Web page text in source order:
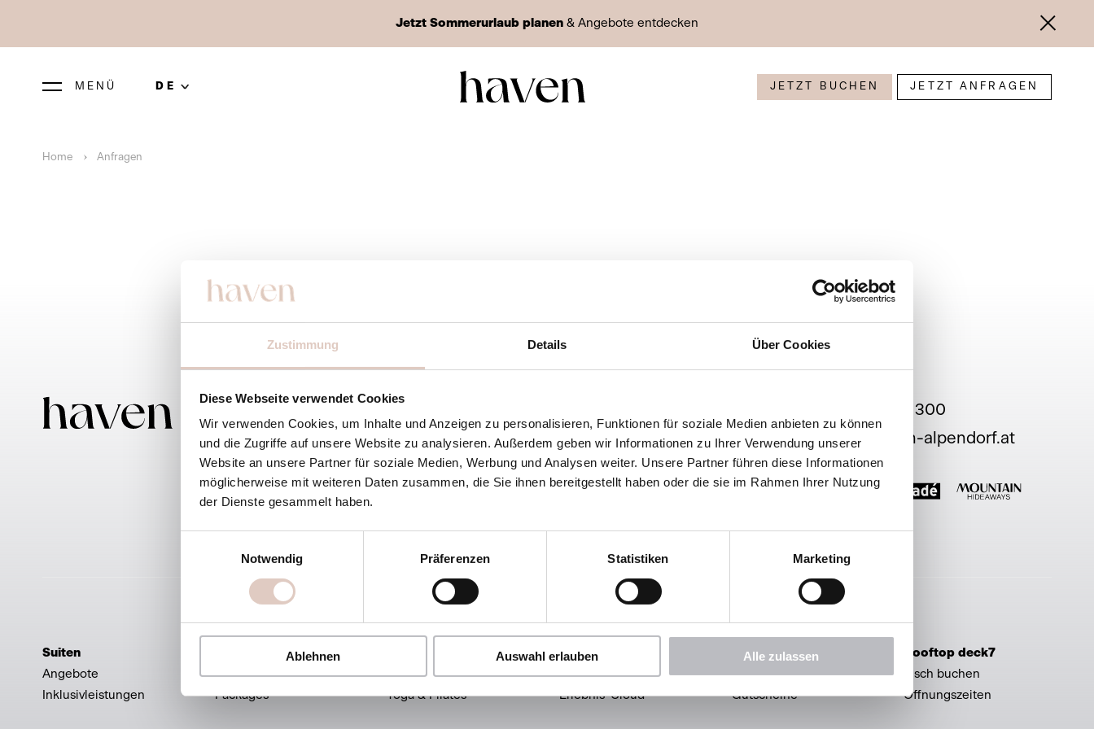
Zustimmung Details Über Cookies
Diese Webseite verwendet Cookies
Wir verwenden Cookies, um Inhalte und Anzeigen zu personalisieren, Funktionen für soziale Medien anbieten zu können
und die Zugriffe auf unsere Website zu analysieren. Außerdem geben wir Informationen zu Ihrer Verwendung unserer
Website an unsere Partner für soziale Medien, Werbung und Analysen weiter. Unsere Partner führen diese Informationen
möglicherweise mit weiteren Daten zusammen, die Sie ihnen bereitgestellt haben oder die sie im Rahmen Ihrer Nutzung
der Dienste gesammelt haben.
Notwendig
Präferenzen Statistiken Marketing
Ablehnen Auswahl erlauben Alle zulassen
Jetzt Sommerurlaub planen & Angebote entdecken
MENÜ DE JETZT BUCHEN JETZT ANFRAGEN
Home Anfragen
Alpendorf 10
5600 St. Johann im Pongau
+43 6412 66 300
hello@haven-alpendorf.at
Suiten
Angebote
Inklusivleistungen
Restaurant
Packages
Treatments
Yoga & Pilates
Aktiv & Erleben
Sôha Summer Card
Erlebnis-Cloud
Service & Shop
Prospekte
Gutscheine
Rooftop deck7
Tisch buchen
Öffnungszeiten